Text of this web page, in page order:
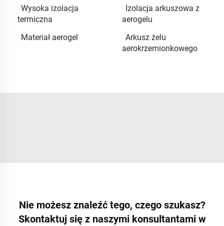
Wysoka izolacja
termiczna
Izolacja arkuszowa z
aerogelu
Materiał aerogel
Arkusz żelu
aerokrzemionkowego
Nie możesz znaleźć tego, czego szukasz?
Skontaktuj się z naszymi konsultantami w